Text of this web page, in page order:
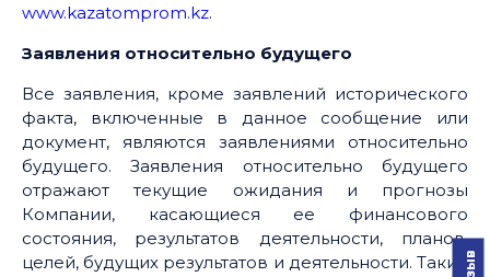
www.kazatomprom.kz.
Заявления относительно будущего
Все заявления, кроме заявлений исторического
факта, включенные в данное сообщение или
документ, являются заявлениями относительно
будущего. Заявления относительно будущего
отражают текущие ожидания и прогнозы
Компании, касающиеся ее финансового
состояния, результатов деятельности, планов,
целей, будущих результатов и деятельности. Такие